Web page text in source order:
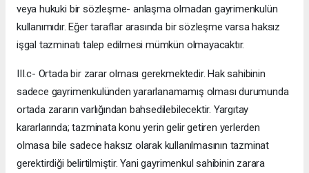
veya hukuki bir sözleşme- anlaşma olmadan gayrimenkulün
kullanımıdır. Eğer taraflar arasında bir sözleşme varsa haksız
işgal tazminatı talep edilmesi mümkün olmayacaktır.
III.c- Ortada bir zarar olması gerekmektedir. Hak sahibinin
sadece gayrimenkulünden yararlanamamış olması durumunda
ortada zararın varlığından bahsedilebilecektir. Yargıtay
kararlarında; tazminata konu yerin gelir getiren yerlerden
olmasa bile sadece haksız olarak kullanılmasının tazminat
gerektirdiği belirtilmiştir. Yani gayrimenkul sahibinin zarara